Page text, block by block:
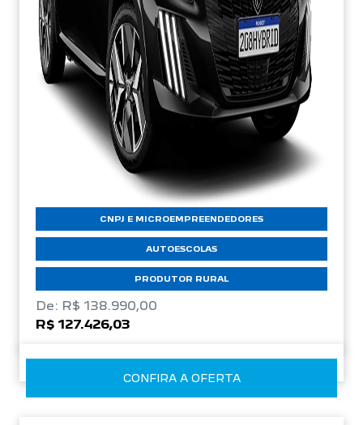
CNPJ E MICROEMPREENDEDORES
AUTOESCOLAS
PRODUTOR RURAL
De: R$ 138.990,00
R$ 127.426,03
CONFIRA A OFERTA